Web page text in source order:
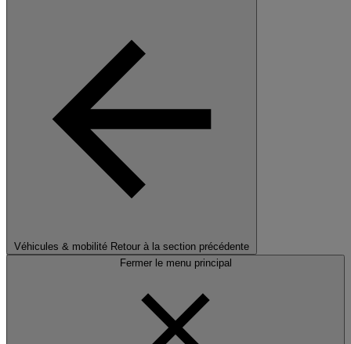
Véhicules & mobilité Retour à la section précédente
Fermer le menu principal